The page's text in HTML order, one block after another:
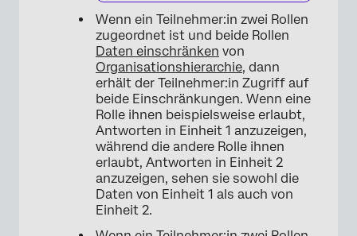
Wenn ein Teilnehmer:in zwei Rollen
zugeordnet ist und beide Rollen
Daten einschränken von
Organisationshierarchie, dann
erhält der Teilnehmer:in Zugriff auf
beide Einschränkungen. Wenn eine
Rolle ihnen beispielsweise erlaubt,
Antworten in Einheit 1 anzuzeigen,
während die andere Rolle ihnen
erlaubt, Antworten in Einheit 2
anzuzeigen, sehen sie sowohl die
Daten von Einheit 1 als auch von
Einheit 2.